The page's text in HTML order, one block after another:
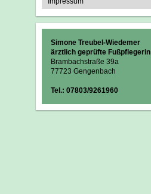
Simone Treubel-Wiedemer
ärztlich geprüfte Fußpflegerin
Brambachstraße 39a
77723 Gengenbach
Tel.: 07803/9261960